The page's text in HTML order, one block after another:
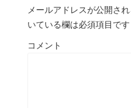
メールアドレスが公開さ
いている欄は必須項目です
コメント